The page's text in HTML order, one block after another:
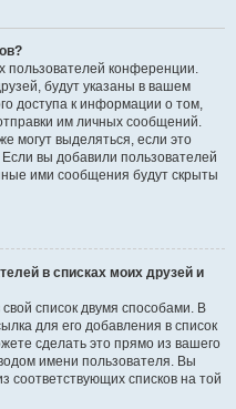
пользователей конференции.
будут указаны в вашем
доступа к информации о том,
им личных сообщений.
могут выделяться, если это
вы добавили пользователей
ими сообщения будут скрыты
в списках моих друзей и
список двумя способами. В
для его добавления в список
сделать это прямо из вашего
имени пользователя. Вы
соответствующих списков на той